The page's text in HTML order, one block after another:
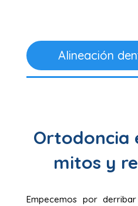
Alineación
Ortodoncia
mitos y
Empecemos por